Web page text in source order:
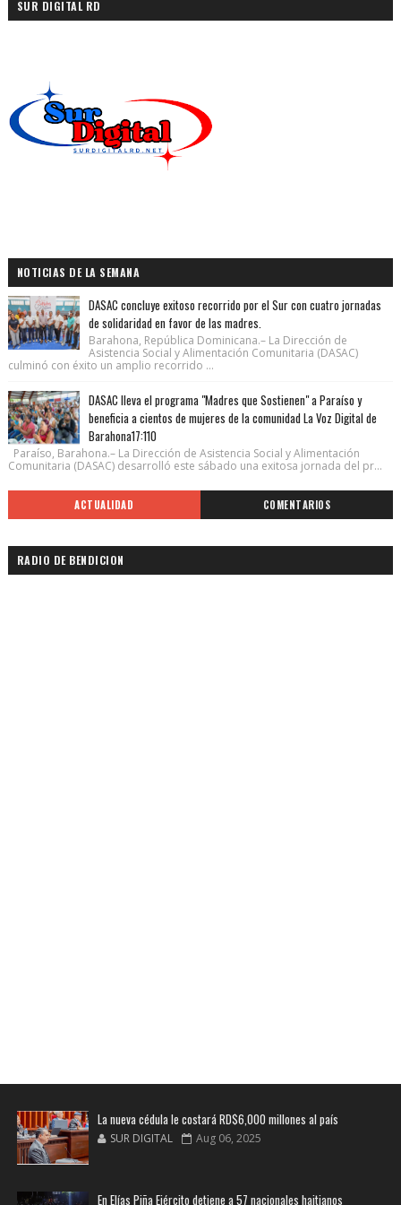
SUR DIGITAL RD
NOTICIAS DE LA SEMANA
DASAC concluye exitoso recorrido por el Sur con cuatro jornadas
de solidaridad en favor de las madres.
Barahona, República Dominicana.– La Dirección de
Asistencia Social y Alimentación Comunitaria (DASAC)
culminó con éxito un amplio recorrido ...
DASAC lleva el programa "Madres que Sostienen" a Paraíso y
beneficia a cientos de mujeres de la comunidad La Voz Digital de
Barahona17:110
Paraíso, Barahona.– La Dirección de Asistencia Social y Alimentación
Comunitaria (DASAC) desarrolló este sábado una exitosa jornada del pr...
ACTUALIDAD COMENTARIOS
RADIO DE BENDICION
La nueva cédula le costará RD$6,000 millones al país
SUR DIGITAL Aug 06, 2025
En Elías Piña Ejército detiene a 57 nacionales haitianos